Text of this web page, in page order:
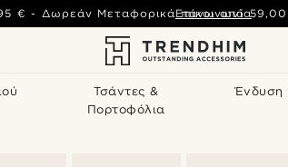
Τσάντες &
Πορτοφόλια
Ένδυση
€ - Δωρεάν Μεταφορικά πάνω από
Επικοινωνία